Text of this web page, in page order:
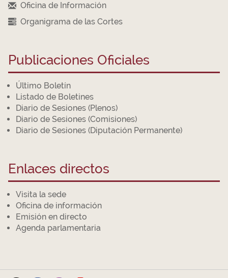
Oficina de Información
Organigrama de las Cortes
Publicaciones Oficiales
Último Boletín
Listado de Boletines
Diario de Sesiones (Plenos)
Diario de Sesiones (Comisiones)
Diario de Sesiones (Diputación Permanente)
Enlaces directos
Visita la sede
Oficina de información
Emisión en directo
Agenda parlamentaria